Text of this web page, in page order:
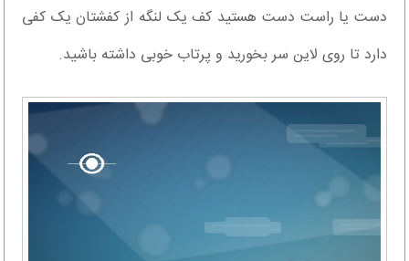
دست یا راست دست هستید کف یک لنگه از کفشتان یک کفی
دارد تا روی لاین سر بخورید و پرتاب خوبی داشته باشید.